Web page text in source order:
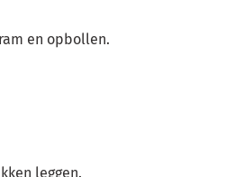
en opbollen.
leggen.